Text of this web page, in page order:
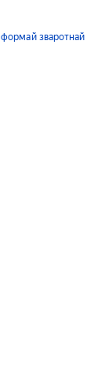
формай зваротнай